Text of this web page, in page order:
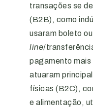
transações se
(B2B), como
usaram boleto
line/
pagamento
atuaram
físicas (B2C),
e alimentação,